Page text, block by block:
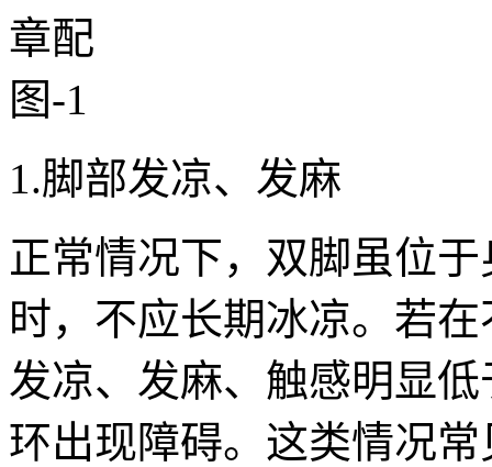
1.脚部发凉、发麻
正常情况下，双脚虽位
时，不应长期冰凉。若
发凉、发麻、触感明显
环出现障碍。这类情况